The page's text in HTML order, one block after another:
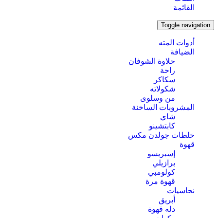
القائمة
Toggle navigation
أدوات المته
الضيافة
حلاوة الشوفان
راحة
سكاكر
شكولاته
من وسلوى
المشروبات الساخنة
شاي
كابتشينو
خلطات جولدن مكس
قهوة
إسبريسو
برازيلي
كولومبي
قهوة مرة
نحاسيات
أبريق
‏دله قهوة